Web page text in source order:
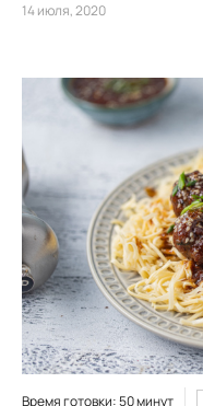
14 июля, 2020
Время готовки: 50 минут